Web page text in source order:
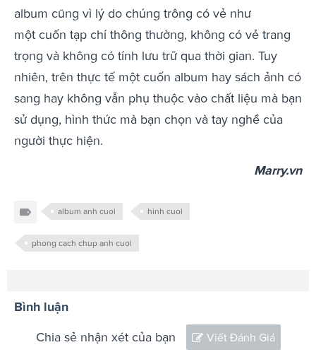
album cũng vì lý do chúng trông có vẻ như
một cuốn tạp chí thông thường, không có vẻ trang
trọng và không có tính lưu trữ qua thời gian. Tuy
nhiên, trên thực tế một cuốn album hay sách ảnh có
sang hay không vẫn phụ thuộc vào chất liệu mà bạn
sử dụng, hình thức mà bạn chọn và tay nghề của
người thực hiện.
Marry.vn
album anh cuoi hinh cuoi
phong cach chup anh cuoi
Bình luận
Chia sẻ nhận xét của bạn Viết Đánh Giá